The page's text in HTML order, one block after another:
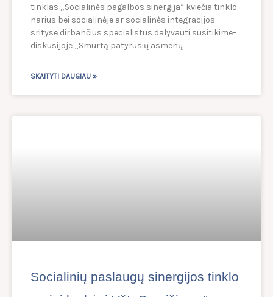
tinklas „Socialinės pagalbos sinergija“ kviečia tinklo
narius bei socialinėje ar socialinės integracijos
srityse dirbančius specialistus dalyvauti susitikime–
diskusijoje „Smurtą patyrusių asmenų
SKAITYTI DAUGIAU »
Socialinių paslaugų sinergijos tinklo